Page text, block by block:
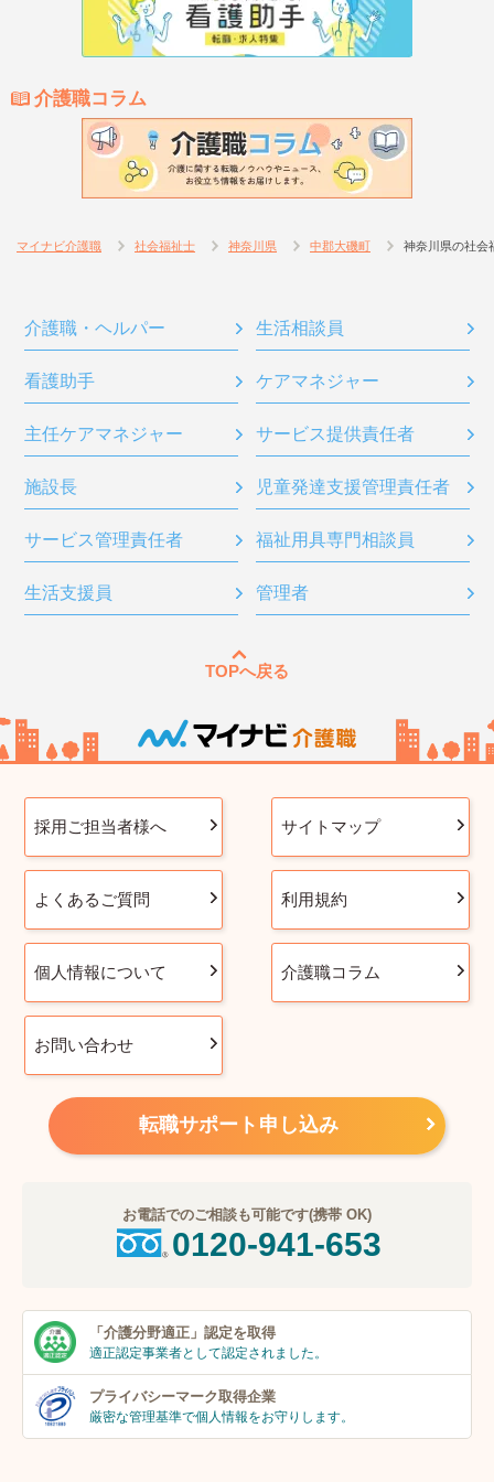
介護職コラム
マイナビ介護職 社会福祉士 神奈川県 中郡大磯町 神奈川県の社会
介護職・ヘルパー 生活相談員
看護助手 ケアマネジャー
主任ケアマネジャー サービス提供責任者
施設長 児童発達支援管理責任者
サービス管理責任者 福祉用具専門相談員
生活支援員 管理者
TOPへ戻る
採用ご担当者様へ サイトマップ
よくあるご質問 利用規約
個人情報について 介護職コラム
お問い合わせ
転職サポート申し込み
お電話でのご相談も可能です(携帯 OK)
0120-941-653
「介護分野適正」 認定を取得
適正認定事業者として認定されました。
プライバシーマーク取得企業
厳密な管理基準で個人情報をお守りします。